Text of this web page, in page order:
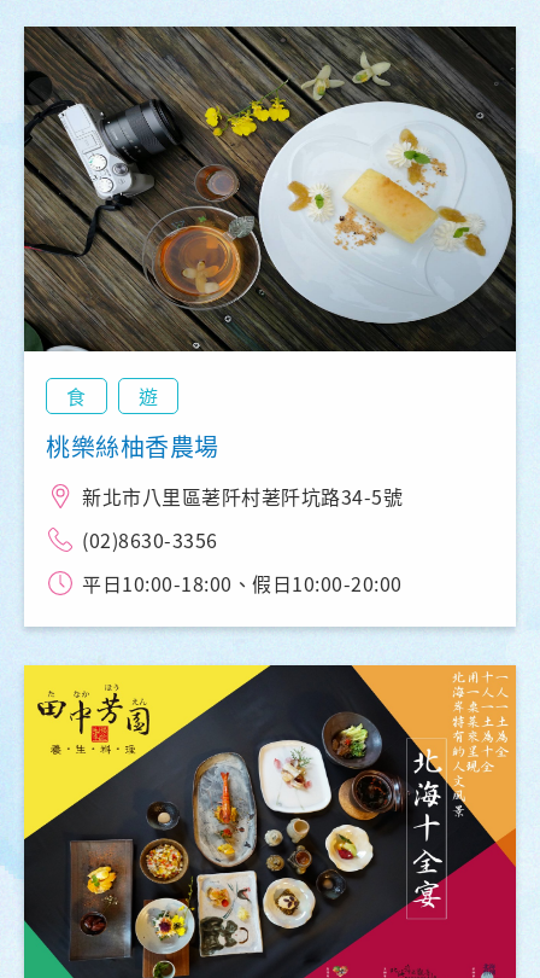
食 遊
桃樂絲柚香農場
新北市八里區荖阡村荖阡坑路34-5號
(02)8630-3356
平日10:00-18:00、假日10:00-20:00